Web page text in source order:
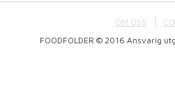
OM OSS
FOODFOLDER © 2016 Ansvarig